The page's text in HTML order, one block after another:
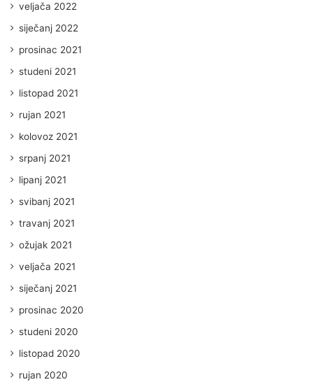
veljača 2022
siječanj 2022
prosinac 2021
studeni 2021
listopad 2021
rujan 2021
kolovoz 2021
srpanj 2021
lipanj 2021
svibanj 2021
travanj 2021
ožujak 2021
veljača 2021
siječanj 2021
prosinac 2020
studeni 2020
listopad 2020
rujan 2020